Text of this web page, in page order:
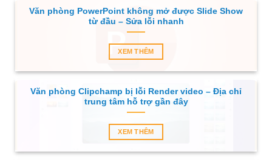
Văn phòng PowerPoint không mở được Slide Show
từ đầu – Sửa lỗi nhanh
XEM THÊM
Văn phòng Clipchamp bị lỗi Render video – Địa chỉ
trung tâm hỗ trợ gần đây
XEM THÊM